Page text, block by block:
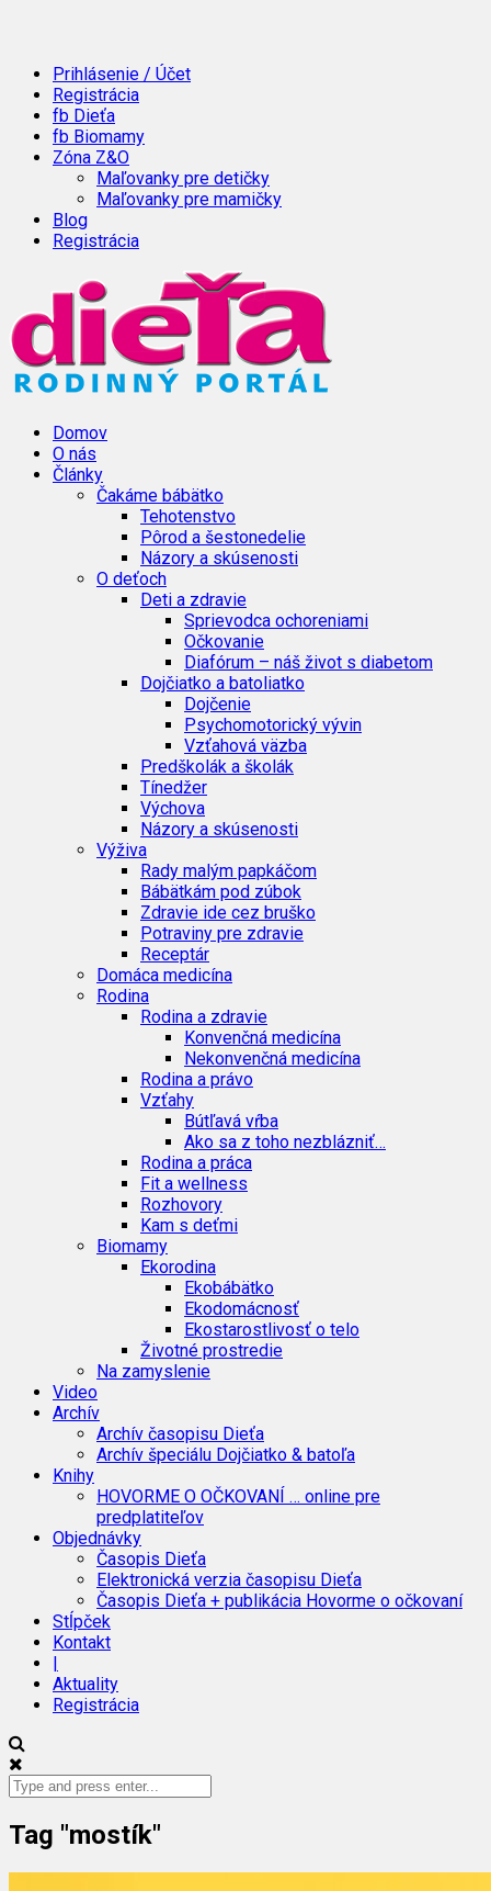
Prihlásenie / Účet
Registrácia
fb Dieťa
fb Biomamy
Zóna Z&O
Maľovanky pre detičky
Maľovanky pre mamičky
Blog
Registrácia
Domov
O nás
Články
Čakáme bábätko
Tehotenstvo
Pôrod a šestonedelie
Názory a skúsenosti
O deťoch
Deti a zdravie
Sprievodca ochoreniami
Očkovanie
Diafórum – náš život s diabetom
Dojčiatko a batoliatko
Dojčenie
Psychomotorický vývin
Vzťahová väzba
Predškolák a školák
Tínedžer
Výchova
Názory a skúsenosti
Výživa
Rady malým papkáčom
Bábätkám pod zúbok
Zdravie ide cez bruško
Potraviny pre zdravie
Receptár
Domáca medicína
Rodina
Rodina a zdravie
Konvenčná medicína
Nekonvenčná medicína
Rodina a právo
Vzťahy
Bútľavá vŕba
Ako sa z toho nezblázniť…
Rodina a práca
Fit a wellness
Rozhovory
Kam s deťmi
Biomamy
Ekorodina
Ekobábätko
Ekodomácnosť
Ekostarostlivosť o telo
Životné prostredie
Na zamyslenie
Video
Archív
Archív časopisu Dieťa
Archív špeciálu Dojčiatko & batoľa
Knihy
HOVORME O OČKOVANÍ … online pre
predplatiteľov
Objednávky
Časopis Dieťa
Elektronická verzia časopisu Dieťa
Časopis Dieťa + publikácia Hovorme o očkovaní
Stĺpček
Kontakt
|
Aktuality
Registrácia
Tag "mostík"